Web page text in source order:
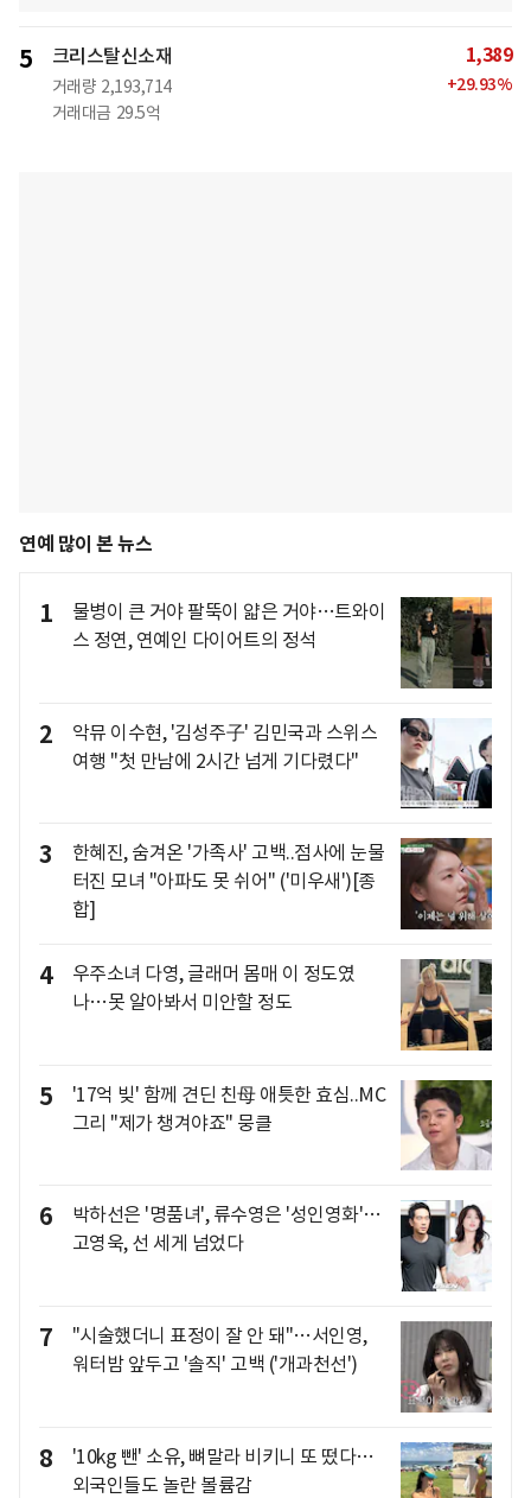
5 크리스탈신소재
거래량 2,193,714
거래대금 29.5억
1,389
+29.93%
연예 많이 본 뉴스
1
물병이 큰 거야 팔뚝이 얇은 거야…트와이
스 정연, 연예인 다이어트의 정석
2
악뮤 이수현, '김성주子' 김민국과 스위스
여행 "첫 만남에 2시간 넘게 기다렸다"
3
한혜진, 숨겨온 '가족사' 고백..점사에 눈물
터진 모녀 "아파도 못 쉬어" ('미우새')[종
합]
4
우주소녀 다영, 글래머 몸매 이 정도였
나…못 알아봐서 미안할 정도
5
'17억 빚' 함께 견딘 친母 애틋한 효심..MC
그리 "제가 챙겨야죠" 뭉클
6
박하선은 '명품녀', 류수영은 '성인영화'…
고영욱, 선 세게 넘었다
7
"시술했더니 표정이 잘 안 돼"…서인영,
워터밤 앞두고 '솔직' 고백 ('개과천선')
8
'10kg 뺀' 소유, 뼈말라 비키니 또 떴다…
외국인들도 놀란 볼륨감